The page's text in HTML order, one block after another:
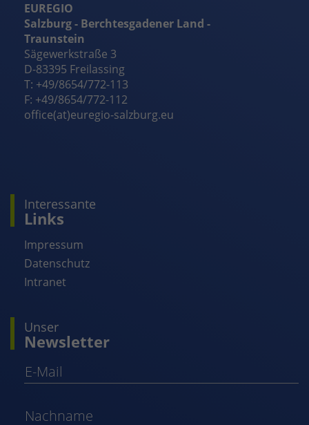
EUREGIO
Salzburg - Berchtesgadener Land -
Traunstein
Sägewerkstraße 3
D-83395 Freilassing
T: +49/8654/772-113
F: +49/8654/772-112
office(at)euregio-salzburg.eu
Interessante
Links
Impressum
Datenschutz
Intranet
Unser
Newsletter